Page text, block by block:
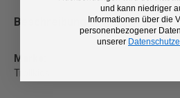
Beschreibung
Marke:
Trollkids
und kann niedriger
Informationen über die
personenbezogener
unserer